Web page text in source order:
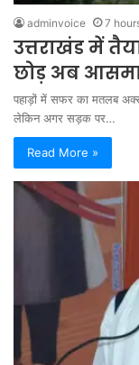
adminvoice 7
उत्तराखंड में
छोड़ अब
पहाड़ों में सफर का मतलब
लेकिन अगर सड़क पर…
Read More »